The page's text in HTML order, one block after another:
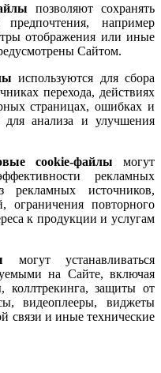
позволяют сохранять
предпочтения, например
отображения или иные
Сайтом.
используются для сбора
перехода, действиях
страницах, ошибках и
для анализа и улучшения
cookie-файлы могут
рекламных
рекламных источников,
ограничения повторного
к продукции и услугам
могут устанавливаться
на Сайте, включая
коллтрекинга, защиты от
видеоплееры, виджеты
связи и иные технические